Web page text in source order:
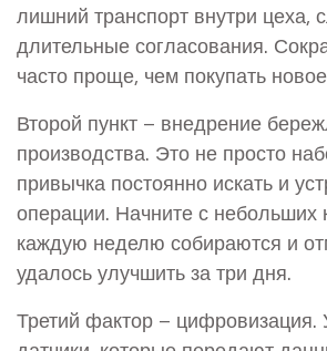
лишний транспорт внутри цеха,
длительные согласования.
часто проще, чем покупать
Второй пункт – внедрение
производства. Это не просто
привычка постоянно искать и
операции. Начните с небольших
каждую неделю собираются и
удалось улучшить за три дня.
Третий фактор – цифровизация.